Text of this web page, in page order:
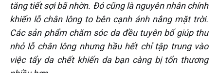
tăng tiết sợi bã nhờn. Đó cũng là nguyên nhân chính
khiến lỗ chân lông to bên cạnh ánh nắng mặt trời.
Các sản phẩm chăm sóc da đều tuyên bố giúp thu
nhỏ lỗ chân lông nhưng hầu hết chỉ tập trung vào
việc tẩy da chết khiến da bạn càng bị tổn thương